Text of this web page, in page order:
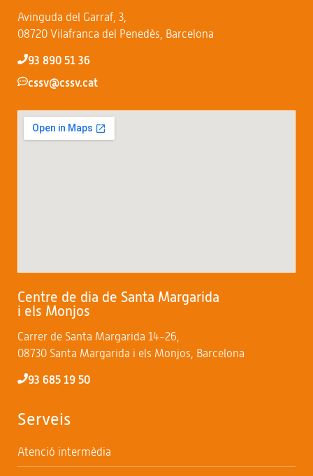
Avinguda del Garraf, 3,
08720 Vilafranca del Penedès, Barcelona
93 890 51 36
cssv@cssv.cat
Centre de dia de Santa Margarida
i els Monjos
Carrer de Santa Margarida 14-26,
08730 Santa Margarida i els Monjos, Barcelona
93 685 19 50
Serveis
Atenció intermèdia